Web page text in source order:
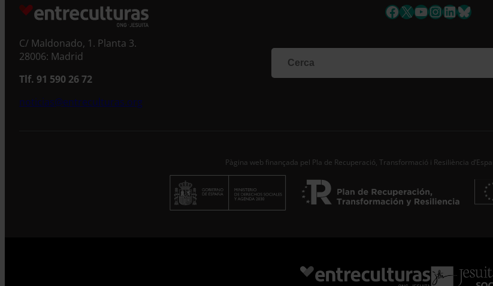
C/ Maldonado, 1. Planta 3.
28006: Madrid
Tlf. 91 590 26 72
noticias@entreculturas.org
Facebook
X YouTube
Instagram
LinkedIn
Pàgina web finançada pel Pla de Recuperació, Transformació i Resiliència